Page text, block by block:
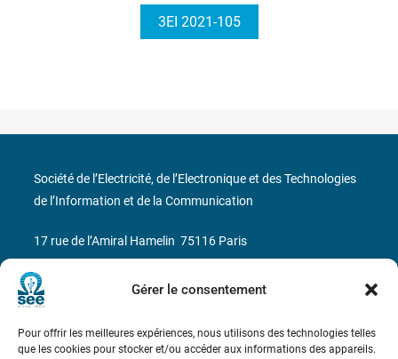
Gérer le consentement
Pour offrir les meilleures expériences, nous utilisons des technologies telles
que les cookies pour stocker et/ou accéder aux informations des appareils.
3EI 2021-105
Société de l’Electricité, de l’Electronique et des Technologies
de l’Information et de la Communication
17 rue de l’Amiral Hamelin 75116 Paris
Métro : « Boissière » Ligne 6 et « Iéna » Ligne 9